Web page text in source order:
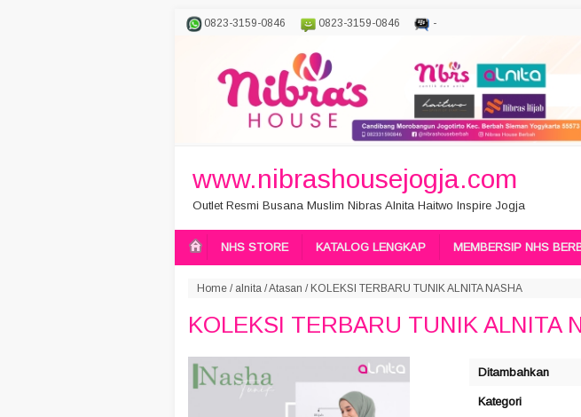
0823-3159-0846 0823-3159-0846 -
www.nibrashousejogja.com
Outlet Resmi Busana Muslim Nibras Alnita Haitwo Inspire Jogja
NHS STORE KATALOG LENGKAP MEMBERSIP NHS
Home / alnita /Atasan / KOLEKSI TERBARU TUNIK ALNITA NASHA
KOLEKSI TERBARU TUNIK ALNITA
Ditambahkan
Kategori